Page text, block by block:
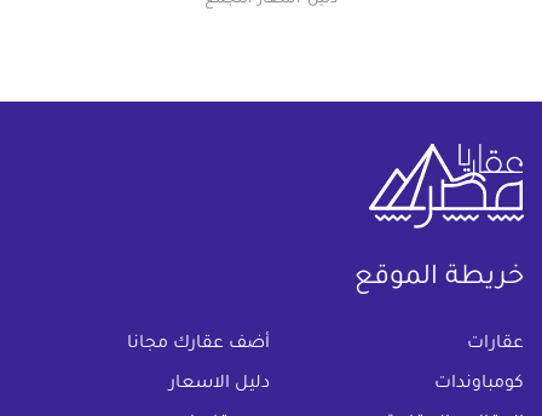
خريطة الموقع
عقارات أضف عقارك مجانا
كومباوندات دليل الاسعار